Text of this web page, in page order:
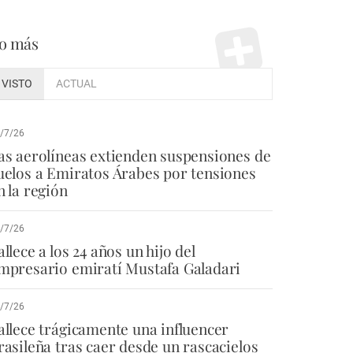
más
VISTO ACTUAL
7/26
aerolíneas extienden suspensiones de
a Emiratos Árabes por tensiones
la región
7/26
a los 24 años un hijo del
emiratí Mustafa Galadari
7/26
trágicamente una influencer
tras caer desde un rascacielos